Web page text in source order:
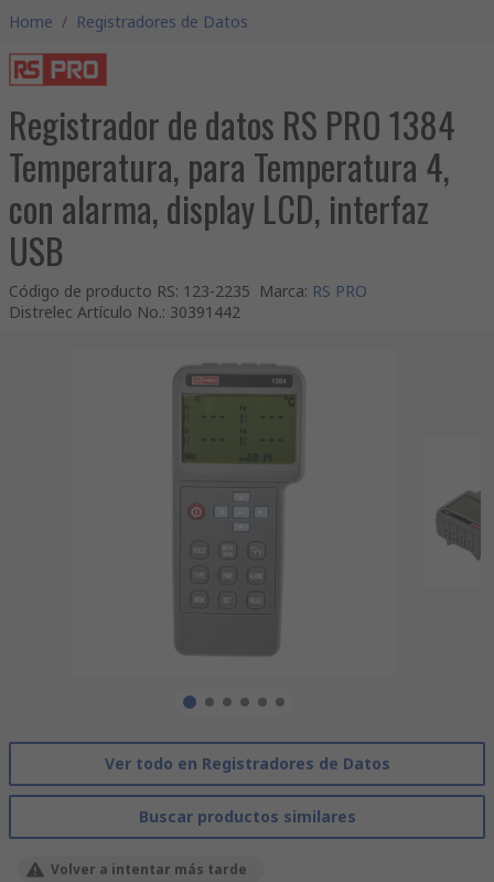
Home / Registradores de Datos
Registrador de datos RS PRO 1384
Temperatura, para Temperatura 4,
con alarma, display LCD, interfaz
USB
Código de producto RS: 123-2235 Marca: RS PRO
Distrelec Artículo No.: 30391442
Ver todo en Registradores de Datos
Buscar productos similares
Volver a intentar más tarde